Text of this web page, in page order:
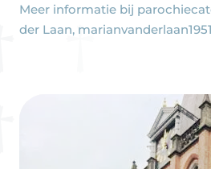
Meer informatie bij
der Laan,